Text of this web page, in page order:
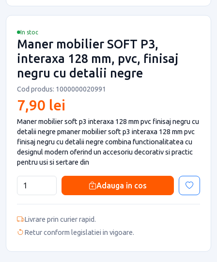
In stoc
Maner mobilier SOFT P3,
interaxa 128 mm, pvc, finisaj
negru cu detalii negre
Cod produs: 1000000020991
7,90 lei
Maner mobilier soft p3 interaxa 128 mm pvc finisaj negru cu
detalii negre pmaner mobilier soft p3 interaxa 128 mm pvc
finisaj negru cu detalii negre combina functionalitatea cu
designul modern oferind un accesoriu decorativ si practic
pentru usi si sertare din
Adauga in cos
Livrare prin curier rapid.
Retur conform legislatiei in vigoare.